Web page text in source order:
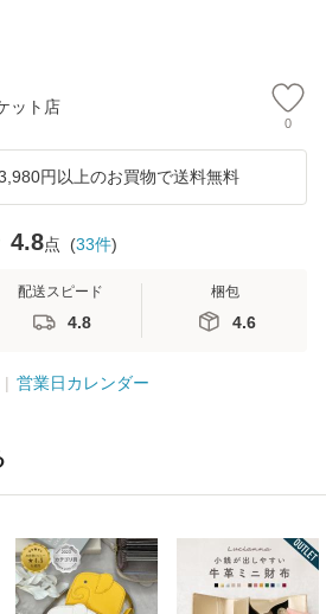
ット店
0
円以上のお買物で送料無料
4.8点 (33件)
配送スピード
4.8
梱包
4.6
営業日カレンダー